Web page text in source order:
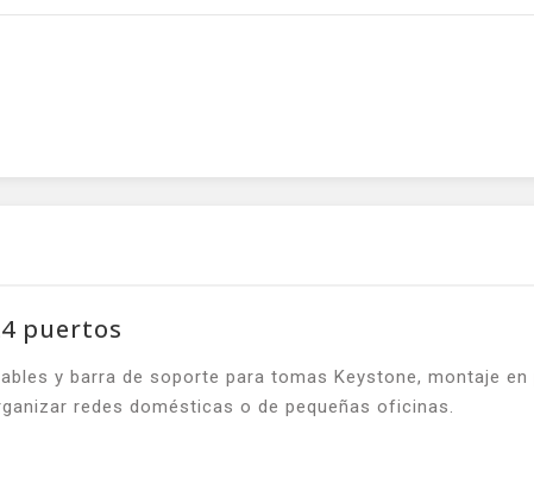
puertos
y barra de soporte para tomas Keystone, montaje
redes domésticas o de pequeñas oficinas.